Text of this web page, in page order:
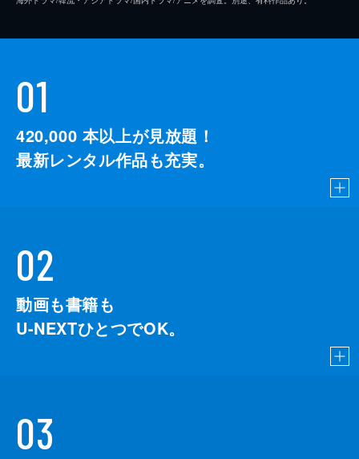
01
420,000 本以上が見放題！
最新レンタル作品も充実。
02
動画も書籍も
U-NEXTひとつでOK。
03